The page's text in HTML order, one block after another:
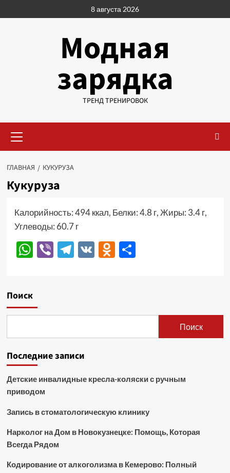
к
8 августа 2026
Модная
зарядка
ТРЕНД ТРЕНИРОВОК
меню
ГЛАВНАЯ КУКУРУЗА
Кукуруза
Калорийность: 494 ккал, Белки: 4.8 г, Жиры: 3.4 г,
Углеводы: 60.7 г
WhatsApp
ViberTelegram
VKOdnoklassniki
Отправить
Поиск
Поиск
Последние записи
Детские инвалидные кресла-коляски с ручным
приводом
Запись в стоматологическую клинику
Нарколог на Дом в Новокузнецке: Помощь, Которая
Всегда Рядом
Кодирование от алкоголизма в Кемерово: Полный